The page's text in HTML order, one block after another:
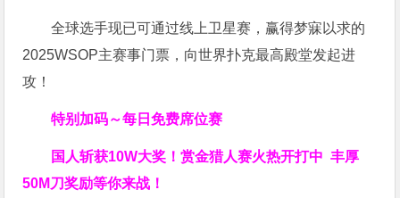
全球选手现已可通过线上卫星赛，赢得梦寐以求的
2025WSOP主赛事门票，向世界扑克最高殿堂发起进
攻！
特别加码～每日免费席位赛
国人斩获10W大奖！赏金猎人赛火热开打中 丰厚
50M刀奖励等你来战！